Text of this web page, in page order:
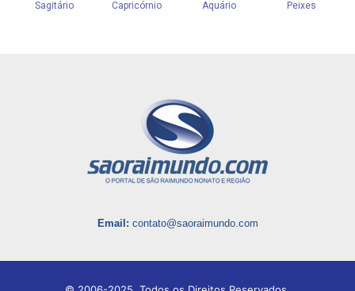
Email: contato@saoraimundo.com